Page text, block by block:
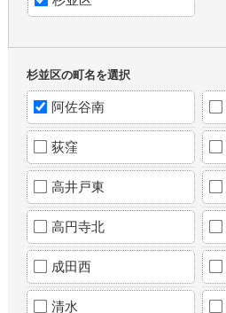
杉並区の町名を選択
阿佐谷南
荻窪
高井戸東
高円寺北
成田西
清水